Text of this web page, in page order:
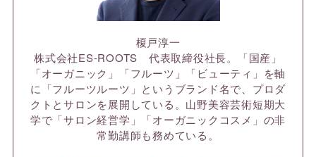
榎戸淳一
株式会社ES-ROOTS 代表取締役社長。「国産」
「オーガニック」「フルーツ」「ビューティ」を軸
に「フルーツルーツ」というブランド名で、プロダ
クトとサロンを展開している。山野美容芸術短期大
学で「サロン経営学」「オーガニックコスメ」の非
常勤講師も務めている。